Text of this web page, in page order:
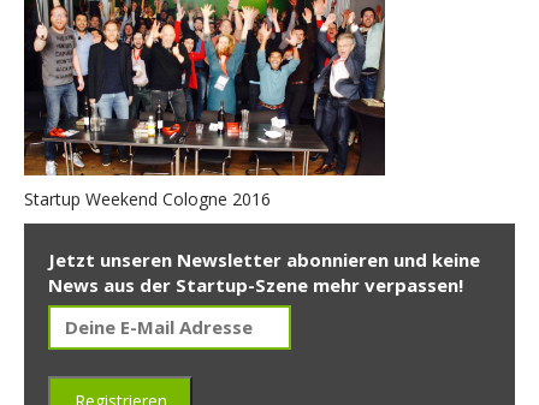
Startup Weekend Cologne 2016
Jetzt unseren Newsletter abonnieren und keine
News aus der Startup-Szene mehr verpassen!